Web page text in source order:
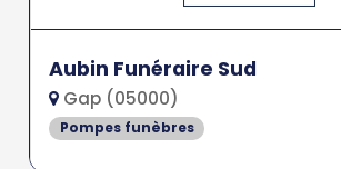
Aubin Funéraire Sud
Gap (05000)
Pompes funèbres